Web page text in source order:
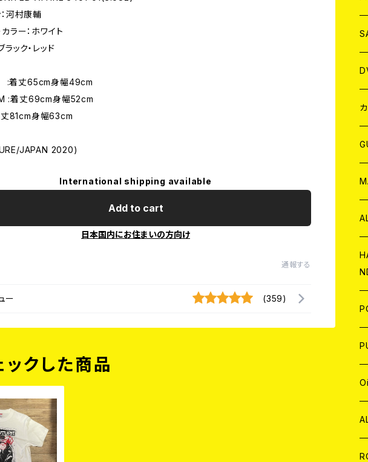
河村康輔
ラー：ホワイト
ック・レッド
着丈65cm身幅49cm
:着丈69cm身幅52cm
81cm身幅63cm
JAPAN 2020)
International shipping available
Add to cart
日本国内にお住まいの方向け
通報する
ー (359)
ックした商品
CD